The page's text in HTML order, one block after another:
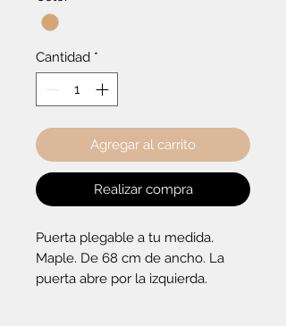
Cantidad *
Agregar al carrito
Realizar compra
Puerta plegable a tu medida.
Maple. De 68 cm de ancho. La
puerta abre por la izquierda.